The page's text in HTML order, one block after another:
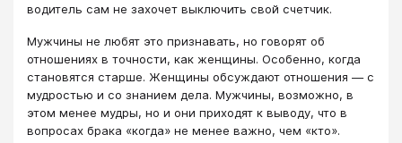
водитель сам не захочет выключить свой счетчик.
Мужчины не любят это признавать, но говорят об
отношениях в точности, как женщины. Особенно, когда
становятся старше. Женщины обсуждают отношения — с
мудростью и со знанием дела. Мужчины, возможно, в
этом менее мудры, но и они приходят к выводу, что в
вопросах брака «когда» не менее важно, чем «кто».